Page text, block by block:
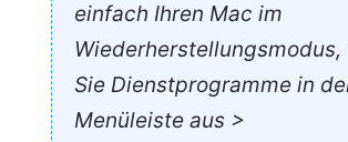
einfach Ihren Mac im
Wiederherstellungsmodus,
Sie Dienstprogramme in
Menüleiste aus >